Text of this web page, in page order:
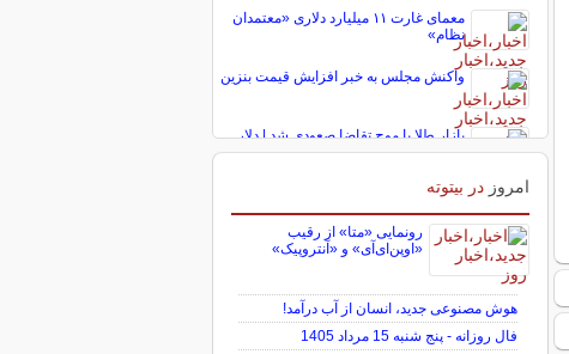
معمای غارت ۱۱ میلیارد دلاری «معتمدان
نظام»
واکنش مجلس به خبر افزایش قیمت بنزین
بازار طلا با موج تقاضا صعودی شد | دلار
برای بازگشت به کریدور 190 هزار تومانی
امروز در بیتوته
رونمایی «متا» از رقیب
«اوپن‌ای‌آی» و «آنتروپیک»
هوش مصنوعی جدید، انسان از آب درآمد!
فال روزانه - پنج شنبه 15 مرداد 1405